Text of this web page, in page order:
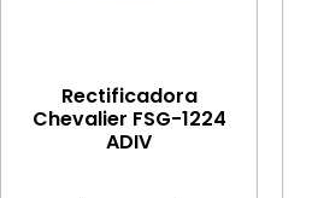
Rectificadora
Chevalier FSG-1224
ADIV